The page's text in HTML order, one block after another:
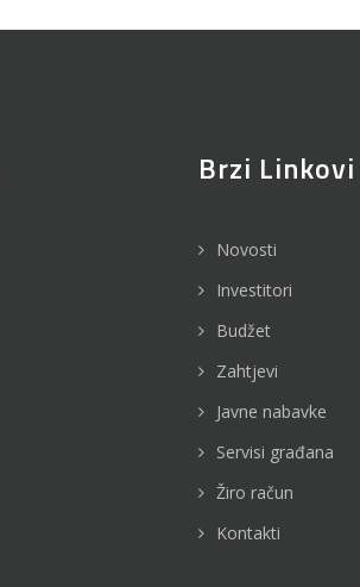
Brzi Linkovi
Novosti
Investitori
Budžet
Zahtjevi
Javne nabavke
Servisi građana
Žiro račun
Kontakti